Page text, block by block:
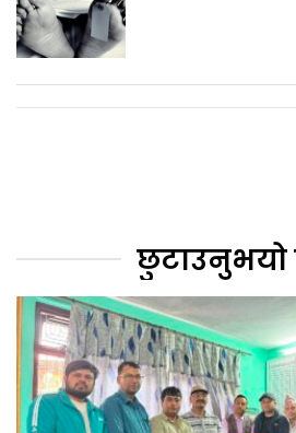
छुटाउनुभयो